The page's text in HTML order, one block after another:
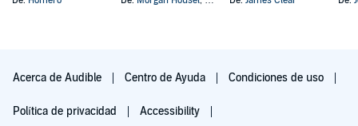
Acerca de Audible Centro de Ayuda Condiciones de uso
Política de privacidad Accessibility